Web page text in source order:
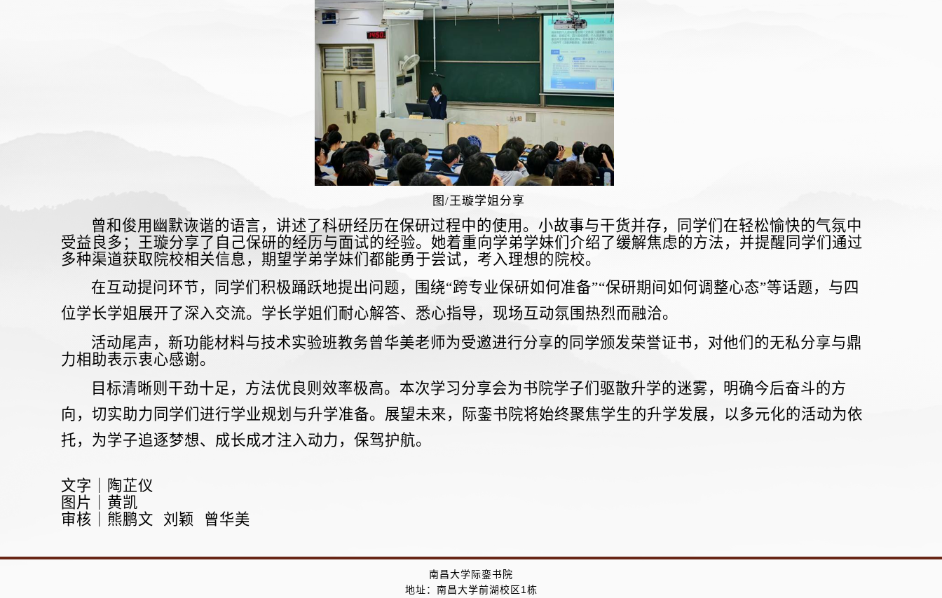
图/王璇学姐分享
曾和俊用幽默诙谐的语言，讲述了科研经历在保研过程中的使用。小故事与干货并存，同学们在轻松愉快的气氛中
受益良多；王璇分享了自己保研的经历与面试的经验。她着重向学弟学妹们介绍了缓解焦虑的方法，并提醒同学们通过
多种渠道获取院校相关信息，期望学弟学妹们都能勇于尝试，考入理想的院校。
在互动提问环节，同学们积极踊跃地提出问题，围绕“跨专业保研如何准备”“保研期间如何调整心态”等话题，与四
位学长学姐展开了深入交流。学长学姐们耐心解答、悉心指导，现场互动氛围热烈而融洽。
活动尾声，新功能材料与技术实验班教务曾华美老师为受邀进行分享的同学颁发荣誉证书，对他们的无私分享与鼎
力相助表示衷心感谢。
目标清晰则干劲十足，方法优良则效率极高。本次学习分享会为书院学子们驱散升学的迷雾，明确今后奋斗的方
向，切实助力同学们进行学业规划与升学准备。展望未来，际銮书院将始终聚焦学生的升学发展，以多元化的活动为依
托，为学子追逐梦想、成长成才注入动力，保驾护航。
文字｜陶芷仪
图片｜黄凯
审核｜熊鹏文 刘颖 曾华美
南昌大学际銮书院
地址：南昌大学前湖校区1栋